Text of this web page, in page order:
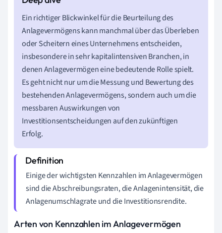
Ein richtiger Blickwinkel für die Beurteilung des
Anlagevermögens kann manchmal über das Überleben
oder Scheitern eines Unternehmens entscheiden,
insbesondere in sehr kapitalintensiven Branchen, in
denen Anlagevermögen eine bedeutende Rolle spielt.
Es geht nicht nur um die Messung und Bewertung des
bestehenden Anlagevermögens, sondern auch um die
messbaren Auswirkungen von
Investitionsentscheidungen auf den zukünftigen
Erfolg.
Einige der wichtigsten Kennzahlen im Anlagevermögen
sind die Abschreibungsraten, die Anlagenintensität, die
Anlagenumschlagrate und die Investitionsrendite.
Arten von Kennzahlen im Anlagevermögen